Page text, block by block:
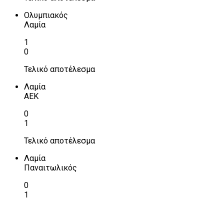
Ολυμπιακός
Λαμία
1
0
Τελικό αποτέλεσμα
Λαμία
ΑΕΚ
0
1
Τελικό αποτέλεσμα
Λαμία
Παναιτωλικός
0
1